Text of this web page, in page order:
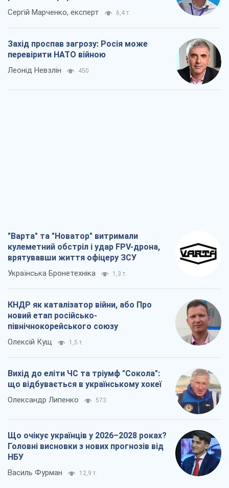
Сергій Марченко, експерт 6,4 т.
Захід проспав загрозу: Росія може
перевірити НАТО війною
Леонід Невзлін 450
"Варта" та "Новатор" витримали
кулеметний обстріл і удар FPV-дрона,
врятувавши життя офіцеру ЗСУ
Українська Бронетехніка 1,3 т.
КНДР як каталізатор війни, або Про
новий етап російсько-
північнокорейського союзу
Олексій Кущ 1,5 т.
Вихід до еліти ЧС та тріумф "Сокола":
що відбувається в українському хокеї
Олександр Липенко 573
Що очікує українців у 2026–2028 роках?
Головні висновки з нових прогнозів від
НБУ
Василь Фурман 12,9 т.